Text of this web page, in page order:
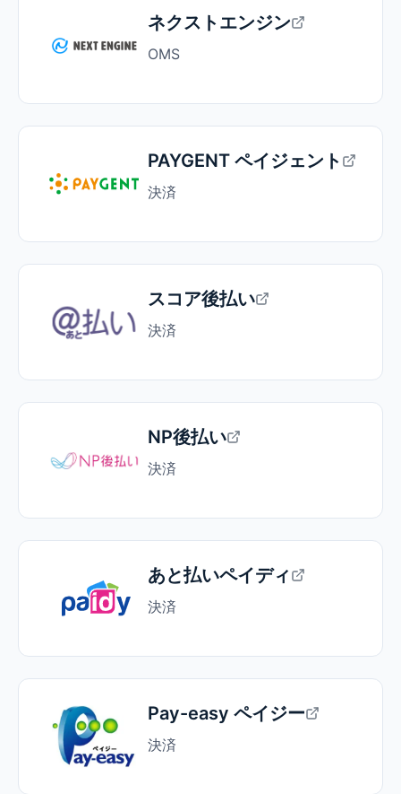
ネクストエンジン
OMS
PAYGENT ペイジェント
決済
スコア後払い
決済
NP後払い
決済
あと払いペイディ
決済
Pay-easy ペイジー
決済